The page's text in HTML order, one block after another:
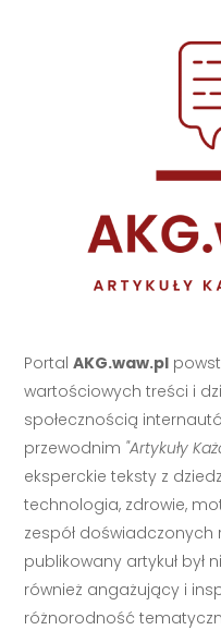
PortalAKG.waw.pl
wartościowych treści i
społecznością
przewodnim "Artykuły
eksperckie teksty z
technologia, zdrowie,
zespół
publikowany artykuł był
również angażujący i
różnorodność